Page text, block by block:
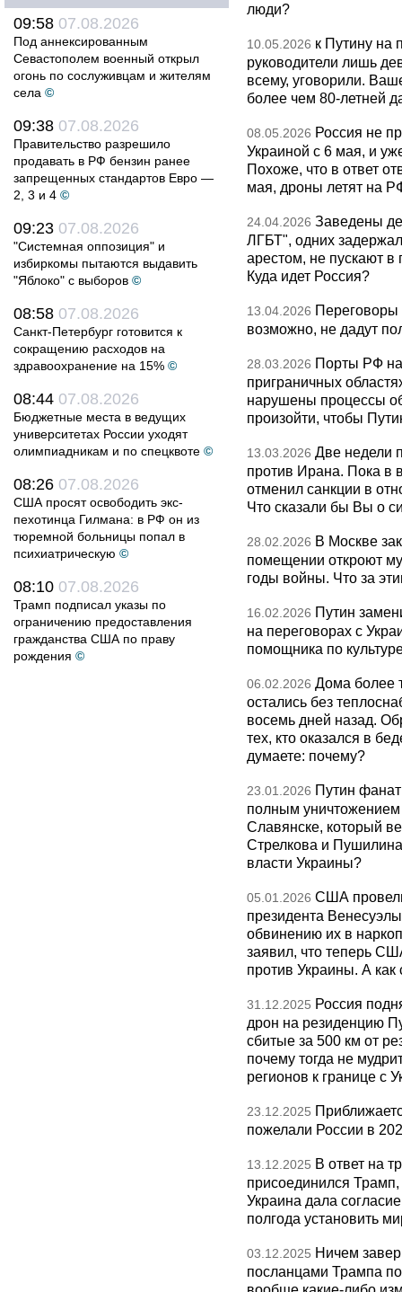
09:58 07.08.2026
Под аннексированным
Севастополем военный открыл
огонь по сослуживцам и жителям
села ©
09:38 07.08.2026
Правительство разрешило
продавать в РФ бензин ранее
запрещенных стандартов Евро —
2, 3 и 4 ©
09:23 07.08.2026
"Системная оппозиция" и
избиркомы пытаются выдавить
"Яблоко" с выборов ©
08:58 07.08.2026
Санкт-Петербург готовится к
сокращению расходов на
здравоохранение на 15% ©
08:44 07.08.2026
Бюджетные места в ведущих
университетах России уходят
олимпиадникам и по спецквоте ©
08:26 07.08.2026
США просят освободить экс-
пехотинца Гилмана: в РФ он из
тюремной больницы попал в
психиатрическую ©
08:10 07.08.2026
Трамп подписал указы по
ограничению предоставления
гражданства США по праву
рождения ©
люди?
10.05.2026 к Путину на
руководители лишь
всему, уговорили.
более чем 80-летней
08.05.2026 Россия не
Украиной с 6 мая, и
Похоже, что в ответ
мая, дроны летят на
24.04.2026 Заведены
ЛГБТ", одних
арестом, не пускают
Куда идет Россия?
13.04.2026
возможно, не дадут
28.03.2026 Порты РФ
приграничных
нарушены процессы
произойти, чтобы
13.03.2026 Две недели
против Ирана. Пока в
отменил санкции в
Что сказали бы Вы о
28.02.2026 В Москве
помещении откроют
годы войны. Что за
16.02.2026 Путин
на переговорах с
помощника по
06.02.2026 Дома более
остались без
восемь дней назад.
тех, кто оказался в
думаете: почему?
23.01.2026 Путин
полным уничтожением
Славянске, который
Стрелкова и Пушилина
власти Украины?
05.01.2026 США
президента
обвинению их в
заявил, что теперь
против Украины. А как
31.12.2025 Россия
дрон на резиденцию
сбитые за 500 км от
почему тогда не
регионов к границе с
23.12.2025
пожелали России в
13.12.2025 В ответ на
присоединился
Украина дала
полгода установить
03.12.2025 Ничем
посланцами Трампа